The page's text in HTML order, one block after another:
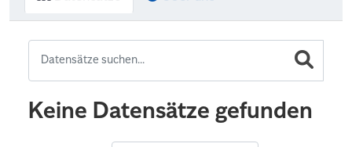
Keine Datensätze gefunden